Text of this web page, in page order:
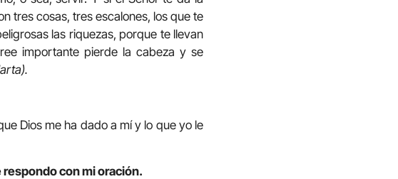
tres cosas, tres escalones, los que te
las riquezas, porque te llevan
importante pierde la cabeza y se
Dios me ha dado a mí y lo que yo le
respondo con mi oración.